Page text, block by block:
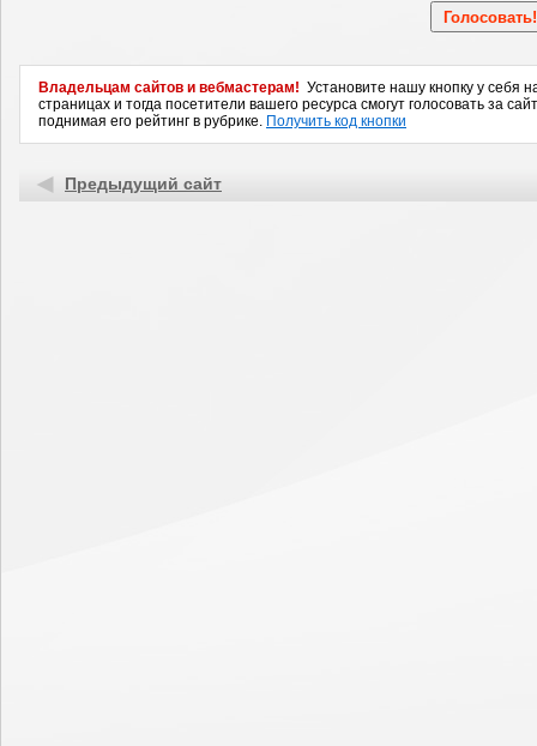
Владельцам сайтов и вебмастерам! Установите нашу кнопку у себя
страницах и тогда посетители вашего ресурса смогут голосовать за
поднимая его рейтинг в рубрике. Получить код кнопки
Предыдущий сайт